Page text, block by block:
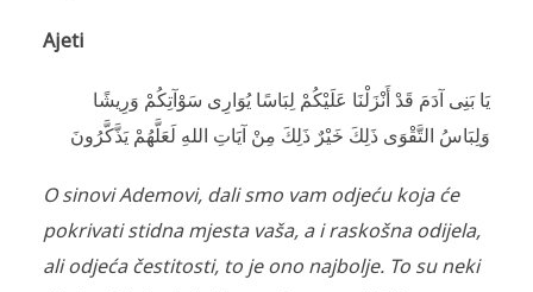
Ajeti
يَا بَنِى آدَمَ قَدْ أَنْزَلْنَا عَلَيْكُمْ لِبَاسًا يُوَارِى سَوْآتِكُمْ وَرِيشًا
وَلِبَاسُ التَّقْوَى ذَلِكَ خَيْرٌ ذَلِكَ مِنْ آيَاتِ اللهِ لَعَلَّهُمْ يَذَّكَّرُونَ
O sinovi Ademovi, dali smo vam odjeću koja će
pokrivati stidna mjesta vaša, a i raskošna odijela,
ali odjeća čestitosti, to je ono najbolje. To su neki